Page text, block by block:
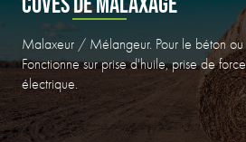
Malaxeur / Mélangeur. Pour le béton ou
Fonctionne sur prise d'huile, prise de
électrique.